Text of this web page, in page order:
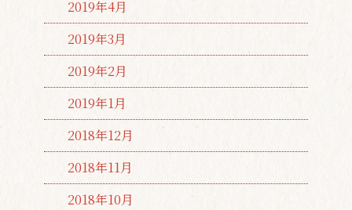
2019年4月
2019年3月
2019年2月
2019年1月
2018年12月
2018年11月
2018年10月